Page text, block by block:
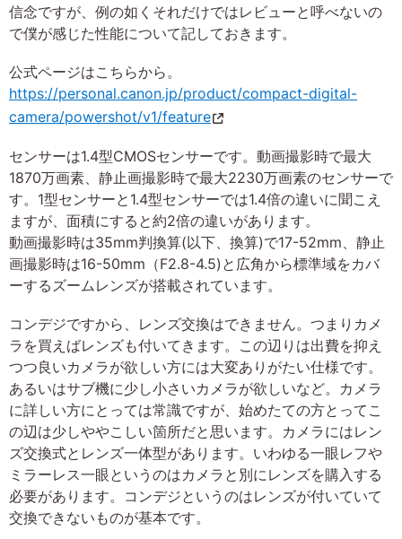
信念ですが、例の如くそれだけではレビューと呼べないの
で僕が感じた性能について記しておきます。
公式ページはこちらから。
https://personal.canon.jp/product/compact-digital-
camera/powershot/v1/feature
センサーは1.4型CMOSセンサーです。動画撮影時で最大
1870万画素、静止画撮影時で最大2230万画素のセンサーで
す。1型センサーと1.4型センサーでは1.4倍の違いに聞こえ
ますが、面積にすると約2倍の違いがあります。
動画撮影時は35mm判換算(以下、換算)で17-52mm、静止
画撮影時は16-50mm（F2.8-4.5)と広角から標準域をカバ
ーするズームレンズが搭載されています。
コンデジですから、レンズ交換はできません。つまりカメ
ラを買えばレンズも付いてきます。この辺りは出費を抑え
つつ良いカメラが欲しい方には大変ありがたい仕様です。
あるいはサブ機に少し小さいカメラが欲しいなど。カメラ
に詳しい方にとっては常識ですが、始めたての方とってこ
の辺は少しややこしい箇所だと思います。カメラにはレン
ズ交換式とレンズ一体型があります。いわゆる一眼レフや
ミラーレス一眼というのはカメラと別にレンズを購入する
必要があります。コンデジというのはレンズが付いていて
交換できないものが基本です。